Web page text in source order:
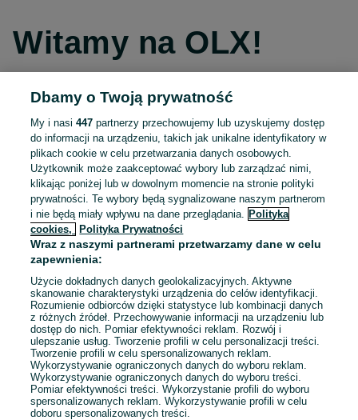
Witamy na OLX!
Kontynuuj przez Facebooka
Kontynuuj przez konto Apple
Kontynuuj przez konto Google
LUB
E-mail
Hasło
Dbamy o Twoją prywatność
My i nasi447 partnerzy przechowujemy lub uzyskujemy dostęp
do informacji na urządzeniu, takich jak unikalne identyfikatory w
plikach cookie w celu przetwarzania danych osobowych.
Użytkownik może zaakceptować wybory lub zarządzać nimi,
klikając poniżej lub w dowolnym momencie na stronie polityki
prywatności. Te wybory będą sygnalizowane naszym partnerom
i nie będą miały wpływu na dane przeglądania.
Polityka
cookies,
Polityka Prywatności
Wraz z naszymi partnerami przetwarzamy dane w celu
zapewnienia:
Użycie dokładnych danych geolokalizacyjnych. Aktywne
skanowanie charakterystyki urządzenia do celów identyfikacji.
Rozumienie odbiorców dzięki statystyce lub kombinacji danych
z różnych źródeł. Przechowywanie informacji na urządzeniu lub
dostęp do nich. Pomiar efektywności reklam. Rozwój i
ulepszanie usług. Tworzenie profili w celu personalizacji treści.
Tworzenie profili w celu spersonalizowanych reklam.
Wykorzystywanie ograniczonych danych do wyboru reklam.
Wykorzystywanie ograniczonych danych do wyboru treści.
Pomiar efektywności treści. Wykorzystanie profili do wyboru
spersonalizowanych reklam. Wykorzystywanie profili w celu
doboru spersonalizowanych treści.